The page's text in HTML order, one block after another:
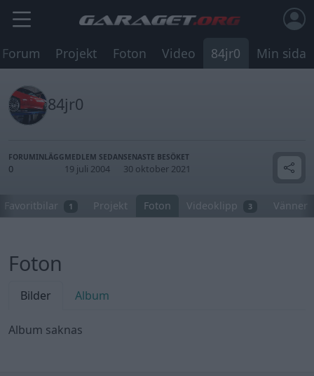
Forum Projekt Foton Video 84jr0 Min sida
84jr0
FORUMINLÄGG
0
MEDLEM SEDAN
19 juli 2004
SENASTE BESÖKET
30 oktober 2021
Favoritbilar 1 Projekt Foton Videoklipp 3 Vänner
Foton
Bilder Album
Album saknas